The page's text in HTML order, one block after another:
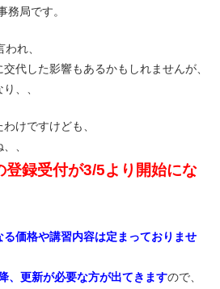
務局です。
れ、
代した影響もあるかもしれませんが、
、、
けですけども、
、
登録受付が3/5より開始にな
価格や講習内容は定まっておりませ
、更新が必要な方が出てきますので、